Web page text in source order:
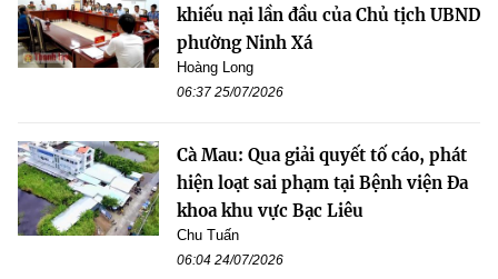
khiếu nại lần đầu của Chủ tịch UBND
phường Ninh Xá
Hoàng Long
06:37 25/07/2026
Cà Mau: Qua giải quyết tố cáo, phát
hiện loạt sai phạm tại Bệnh viện Đa
khoa khu vực Bạc Liêu
Chu Tuấn
06:04 24/07/2026